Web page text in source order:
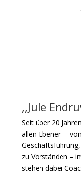
,,Jule
Seit über 20
allen Ebenen –
zu Vorständen –
stehen dabei